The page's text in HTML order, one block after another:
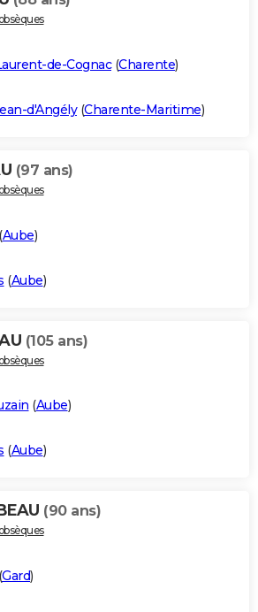
de-Cognac(Charente)
d'Angély(Charente-Maritime)
(97 ans)
(Aube)
(Aube)
(105 ans)
(Aube)
(Aube)
(90 ans)
(Gard)